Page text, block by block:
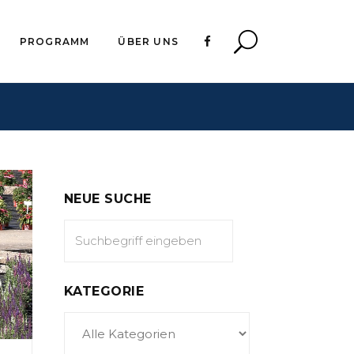
PROGRAMM ÜBER UNS
NEUE SUCHE
KATEGORIE